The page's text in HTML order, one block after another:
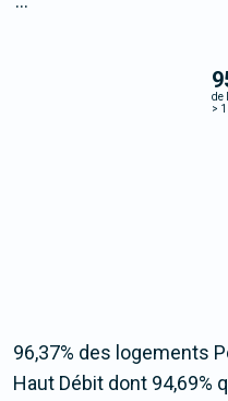
de
>
96,37% des logements
Haut Débit dont 94,69%